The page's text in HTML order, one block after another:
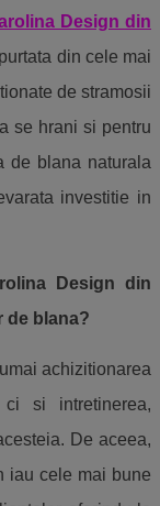
Design din
din cele mai
de stramosii
se hrani si pentru
de blana naturala
investitie in
Design din
de blana?
achizitionarea
ci si intretinerea,
De aceea,
iau cele mai bune